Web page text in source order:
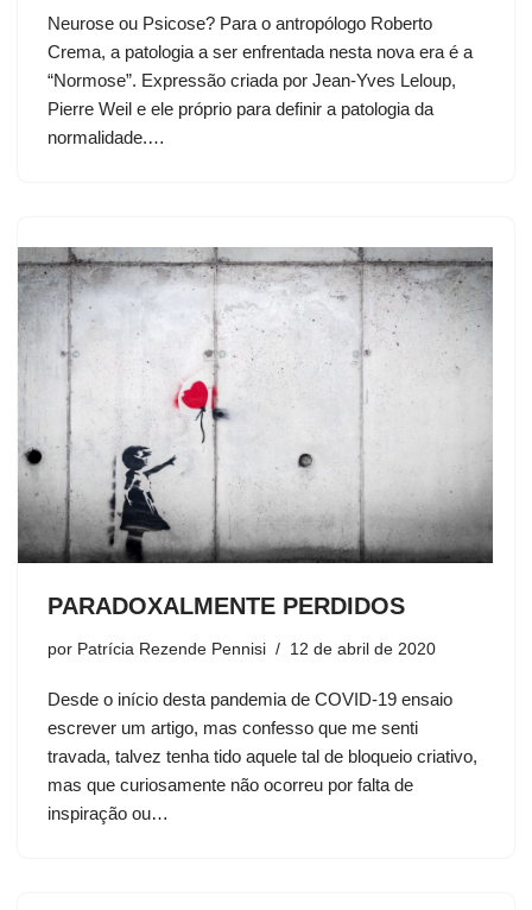
Neurose ou Psicose? Para o antropólogo Roberto
Crema, a patologia a ser enfrentada nesta nova era é a
“Normose”. Expressão criada por Jean-Yves Leloup,
Pierre Weil e ele próprio para definir a patologia da
normalidade.…
PARADOXALMENTE PERDIDOS
por Patrícia Rezende Pennisi 12 de abril de 2020
Desde o início desta pandemia de COVID-19 ensaio
escrever um artigo, mas confesso que me senti
travada, talvez tenha tido aquele tal de bloqueio criativo,
mas que curiosamente não ocorreu por falta de
inspiração ou…